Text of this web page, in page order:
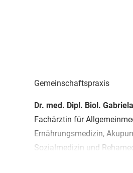
Gemeinschaftspraxis
Dr. med. Dipl. Biol.
Fachärztin für
Ernährungsmedizin,
Sozialmedizin und